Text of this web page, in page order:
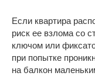
Если квартира
риск ее взлома со
ключом или
при попытке
на балкон